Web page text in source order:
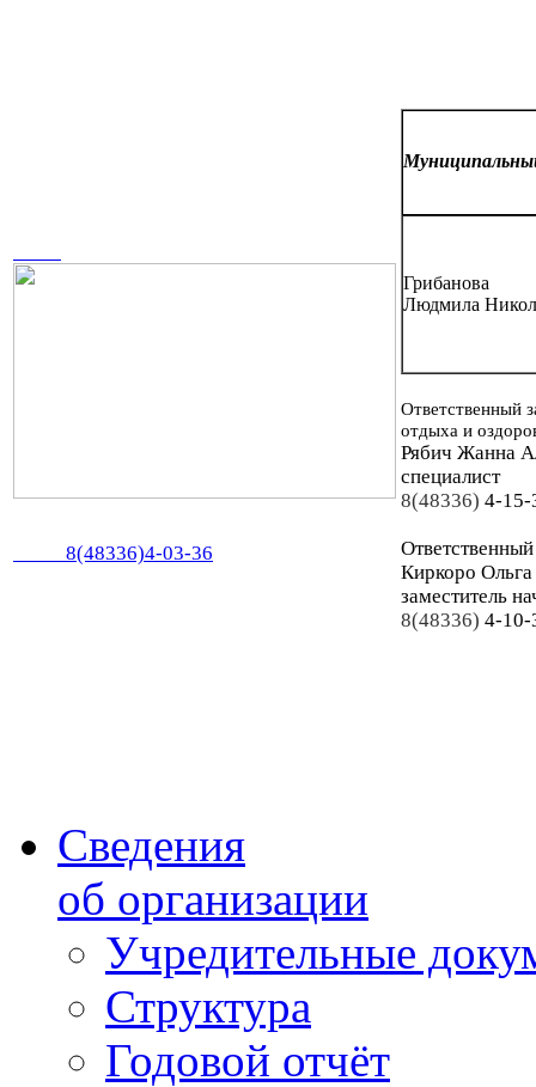
8(48336)4-03-36
Грибанова
Людмила
Ответственный
отдыха и
Рябич Жанна
специалист
8(48336) 4-15-
Киркоро
заместитель
8(48336) 4-10-
Сведения
об организации
Учредительные
Структура
Годовой отчёт